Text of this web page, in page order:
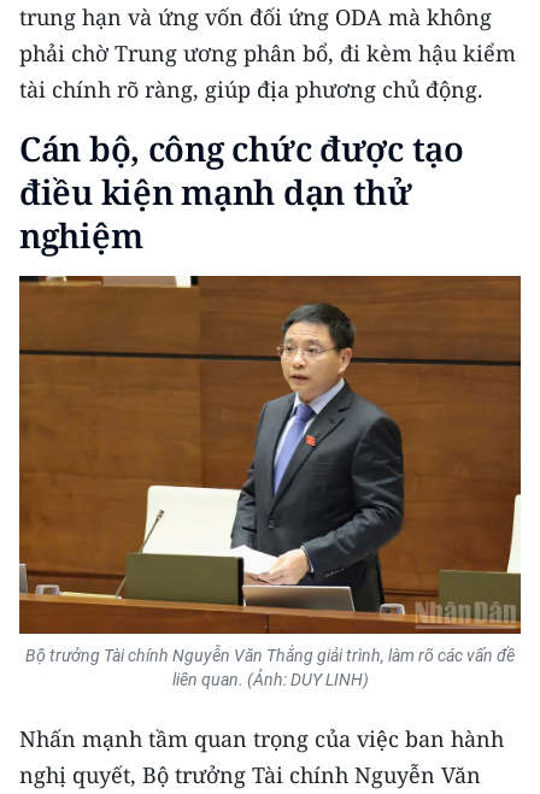
trung hạn và ứng vốn đối ứng ODA mà không
phải chờ Trung ương phân bổ, đi kèm hậu kiểm
tài chính rõ ràng, giúp địa phương chủ động.
Cán bộ, công chức được tạo
điều kiện mạnh dạn thử
nghiệm
Bộ trưởng Tài chính Nguyễn Văn Thắng giải trình, làm rõ các vấn đề
liên quan. (Ảnh: DUY LINH)
Nhấn mạnh tầm quan trọng của việc ban hành
nghị quyết, Bộ trưởng Tài chính Nguyễn Văn